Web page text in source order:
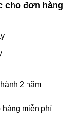
cho đơn hàng
2 năm
hàng miễn phí